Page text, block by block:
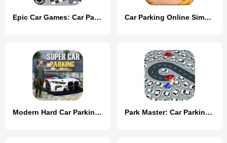
Epic Car Games: Car Parking 3d Car Parking Online Simulator
Modern Hard Car Parking Games Park Master: Car Parking Jam